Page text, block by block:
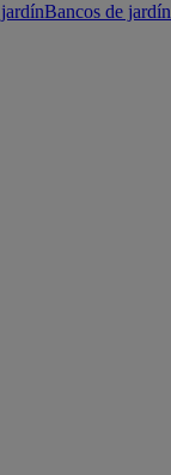
Bancos de jardín